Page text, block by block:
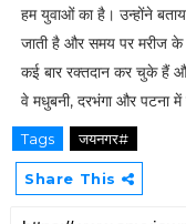
हम युवाओं का है। उन्होंने
जाती है और समय पर मरीज के
कई बार रक्तदान कर चुके हैं
वे मधुबनी, दरभंगा और पटना
Tags जयनगर#
Share This